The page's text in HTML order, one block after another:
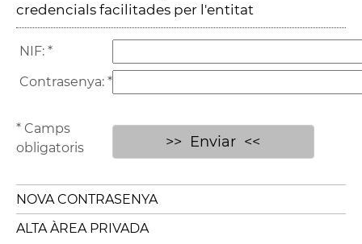
credencials facilitades per l'entitat
NIF: *
Contrasenya: *
* Camps
obligatoris
NOVA CONTRASENYA
ALTA ÀREA PRIVADA